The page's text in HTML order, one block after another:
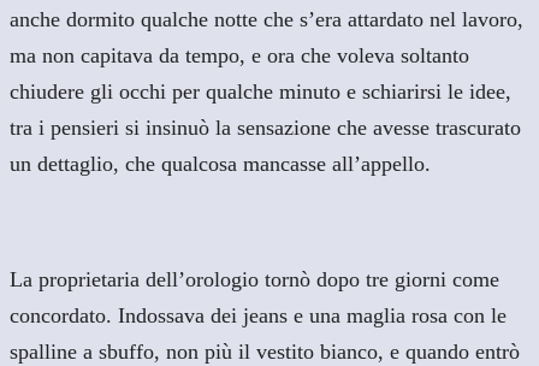
anche dormito qualche notte che s’era attardato nel lavoro,
ma non capitava da tempo, e ora che voleva soltanto
chiudere gli occhi per qualche minuto e schiarirsi le idee,
tra i pensieri si insinuò la sensazione che avesse trascurato
un dettaglio, che qualcosa mancasse all’appello.
La proprietaria dell’orologio tornò dopo tre giorni come
concordato. Indossava dei jeans e una maglia rosa con le
spalline a sbuffo, non più il vestito bianco, e quando entrò